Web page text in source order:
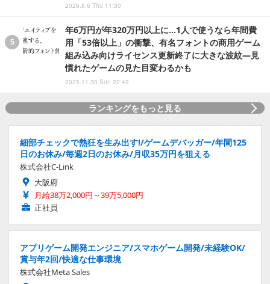
2026.8.6 Thu 11:30
年6万円が年320万円以上に…1人で使うなら年間費
用「53倍以上」の衝撃、有名フォントの商用ゲーム
組み込み向けライセンス更新終了に大きな波紋―見
慣れたゲームの見た目変わるかも
2025.11.30 Sun 22:49
ランキングをもっと見る
細部チェックで熱狂を生み出す!/ゲームデバッガー/年間125
日のお休み/毎週2日のお休み/月収35万円を狙える
株式会社C-Link
大阪府
月給38万2,000円～39万5,000円
正社員
アプリゲーム開発エンジニア/スマホゲーム開発/未経験OK/
賞与年2回/快適な仕事環境
株式会社Meta Sales